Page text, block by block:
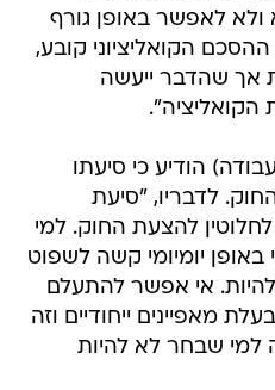
ולא לאפשר באופן גורף
הקואליציוני קובע,
אך שהדבר ייעשה
הקואליציה".
הודיע כי סיעתו
לדבריו, "סיעת
להצעת החוק. למי
באופן יומיומי קשה לשפוט
אי אפשר להתעלם
מאפיינים ייחודיים וזה
למי שבחר לא להיות